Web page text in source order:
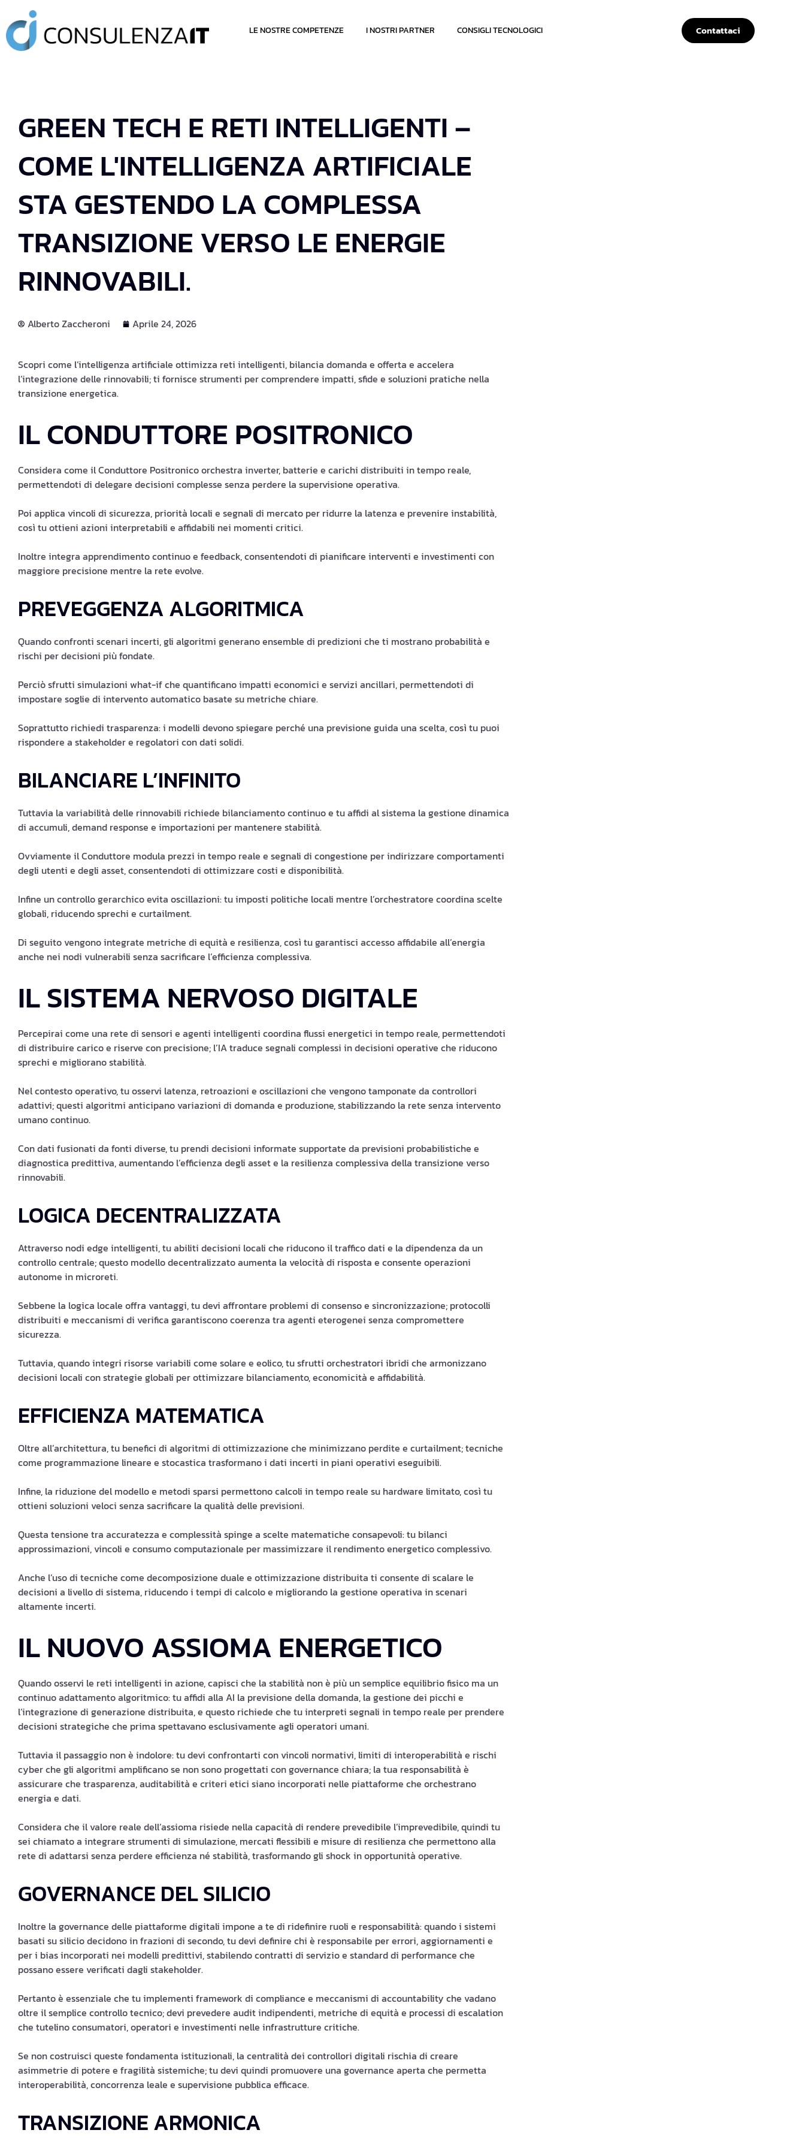
LE NOSTRE COMPETENZE I NOSTRI PARTNER CONSIGLI TECNOLOGICI Contattaci
GREEN TECH E RETI INTELLIGENTI –
COME L'INTELLIGENZA ARTIFICIALE
STA GESTENDO LA COMPLESSA
TRANSIZIONE VERSO LE ENERGIE
RINNOVABILI.
Alberto Zaccheroni Aprile 24, 2026
Scopri come l’intelligenza artificiale ottimizza reti intelligenti, bilancia domanda e offerta e accelera
l’integrazione delle rinnovabili; ti fornisce strumenti per comprendere impatti, sfide e soluzioni pratiche nella
transizione energetica.
IL CONDUTTORE POSITRONICO
Considera come il Conduttore Positronico orchestra inverter, batterie e carichi distribuiti in tempo reale,
permettendoti di delegare decisioni complesse senza perdere la supervisione operativa.
Poi applica vincoli di sicurezza, priorità locali e segnali di mercato per ridurre la latenza e prevenire instabilità,
così tu ottieni azioni interpretabili e affidabili nei momenti critici.
Inoltre integra apprendimento continuo e feedback, consentendoti di pianificare interventi e investimenti con
maggiore precisione mentre la rete evolve.
PREVEGGENZA ALGORITMICA
Quando confronti scenari incerti, gli algoritmi generano ensemble di predizioni che ti mostrano probabilità e
rischi per decisioni più fondate.
Perciò sfrutti simulazioni what-if che quantificano impatti economici e servizi ancillari, permettendoti di
impostare soglie di intervento automatico basate su metriche chiare.
Soprattutto richiedi trasparenza: i modelli devono spiegare perché una previsione guida una scelta, così tu puoi
rispondere a stakeholder e regolatori con dati solidi.
BILANCIARE L’INFINITO
Tuttavia la variabilità delle rinnovabili richiede bilanciamento continuo e tu affidi al sistema la gestione dinamica
di accumuli, demand response e importazioni per mantenere stabilità.
Ovviamente il Conduttore modula prezzi in tempo reale e segnali di congestione per indirizzare comportamenti
degli utenti e degli asset, consentendoti di ottimizzare costi e disponibilità.
Infine un controllo gerarchico evita oscillazioni: tu imposti politiche locali mentre l’orchestratore coordina scelte
globali, riducendo sprechi e curtailment.
Di seguito vengono integrate metriche di equità e resilienza, così tu garantisci accesso affidabile all’energia
anche nei nodi vulnerabili senza sacrificare l’efficienza complessiva.
IL SISTEMA NERVOSO DIGITALE
Percepirai come una rete di sensori e agenti intelligenti coordina flussi energetici in tempo reale, permettendoti
di distribuire carico e riserve con precisione; l’IA traduce segnali complessi in decisioni operative che riducono
sprechi e migliorano stabilità.
Nel contesto operativo, tu osservi latenza, retroazioni e oscillazioni che vengono tamponate da controllori
adattivi; questi algoritmi anticipano variazioni di domanda e produzione, stabilizzando la rete senza intervento
umano continuo.
Con dati fusionati da fonti diverse, tu prendi decisioni informate supportate da previsioni probabilistiche e
diagnostica predittiva, aumentando l’efficienza degli asset e la resilienza complessiva della transizione verso
rinnovabili.
LOGICA DECENTRALIZZATA
Attraverso nodi edge intelligenti, tu abiliti decisioni locali che riducono il traffico dati e la dipendenza da un
controllo centrale; questo modello decentralizzato aumenta la velocità di risposta e consente operazioni
autonome in microreti.
Sebbene la logica locale offra vantaggi, tu devi affrontare problemi di consenso e sincronizzazione; protocolli
distribuiti e meccanismi di verifica garantiscono coerenza tra agenti eterogenei senza compromettere
sicurezza.
Tuttavia, quando integri risorse variabili come solare e eolico, tu sfrutti orchestratori ibridi che armonizzano
decisioni locali con strategie globali per ottimizzare bilanciamento, economicità e affidabilità.
EFFICIENZA MATEMATICA
Oltre all’architettura, tu benefici di algoritmi di ottimizzazione che minimizzano perdite e curtailment; tecniche
come programmazione lineare e stocastica trasformano i dati incerti in piani operativi eseguibili.
Infine, la riduzione del modello e metodi sparsi permettono calcoli in tempo reale su hardware limitato, così tu
ottieni soluzioni veloci senza sacrificare la qualità delle previsioni.
Questa tensione tra accuratezza e complessità spinge a scelte matematiche consapevoli: tu bilanci
approssimazioni, vincoli e consumo computazionale per massimizzare il rendimento energetico complessivo.
Anche l’uso di tecniche come decomposizione duale e ottimizzazione distribuita ti consente di scalare le
decisioni a livello di sistema, riducendo i tempi di calcolo e migliorando la gestione operativa in scenari
altamente incerti.
IL NUOVO ASSIOMA ENERGETICO
Quando osservi le reti intelligenti in azione, capisci che la stabilità non è più un semplice equilibrio fisico ma un
continuo adattamento algoritmico: tu affidi alla AI la previsione della domanda, la gestione dei picchi e
l’integrazione di generazione distribuita, e questo richiede che tu interpreti segnali in tempo reale per prendere
decisioni strategiche che prima spettavano esclusivamente agli operatori umani.
Tuttavia il passaggio non è indolore: tu devi confrontarti con vincoli normativi, limiti di interoperabilità e rischi
cyber che gli algoritmi amplificano se non sono progettati con governance chiara; la tua responsabilità è
assicurare che trasparenza, auditabilità e criteri etici siano incorporati nelle piattaforme che orchestrano
energia e dati.
Considera che il valore reale dell’assioma risiede nella capacità di rendere prevedibile l’imprevedibile, quindi tu
sei chiamato a integrare strumenti di simulazione, mercati flessibili e misure di resilienza che permettono alla
rete di adattarsi senza perdere efficienza né stabilità, trasformando gli shock in opportunità operative.
GOVERNANCE DEL SILICIO
Inoltre la governance delle piattaforme digitali impone a te di ridefinire ruoli e responsabilità: quando i sistemi
basati su silicio decidono in frazioni di secondo, tu devi definire chi è responsabile per errori, aggiornamenti e
per i bias incorporati nei modelli predittivi, stabilendo contratti di servizio e standard di performance che
possano essere verificati dagli stakeholder.
Pertanto è essenziale che tu implementi framework di compliance e meccanismi di accountability che vadano
oltre il semplice controllo tecnico; devi prevedere audit indipendenti, metriche di equità e processi di escalation
che tutelino consumatori, operatori e investimenti nelle infrastrutture critiche.
Se non costruisci queste fondamenta istituzionali, la centralità dei controllori digitali rischia di creare
asimmetrie di potere e fragilità sistemiche; tu devi quindi promuovere una governance aperta che permetta
interoperabilità, concorrenza leale e supervisione pubblica efficace.
TRANSIZIONE ARMONICA